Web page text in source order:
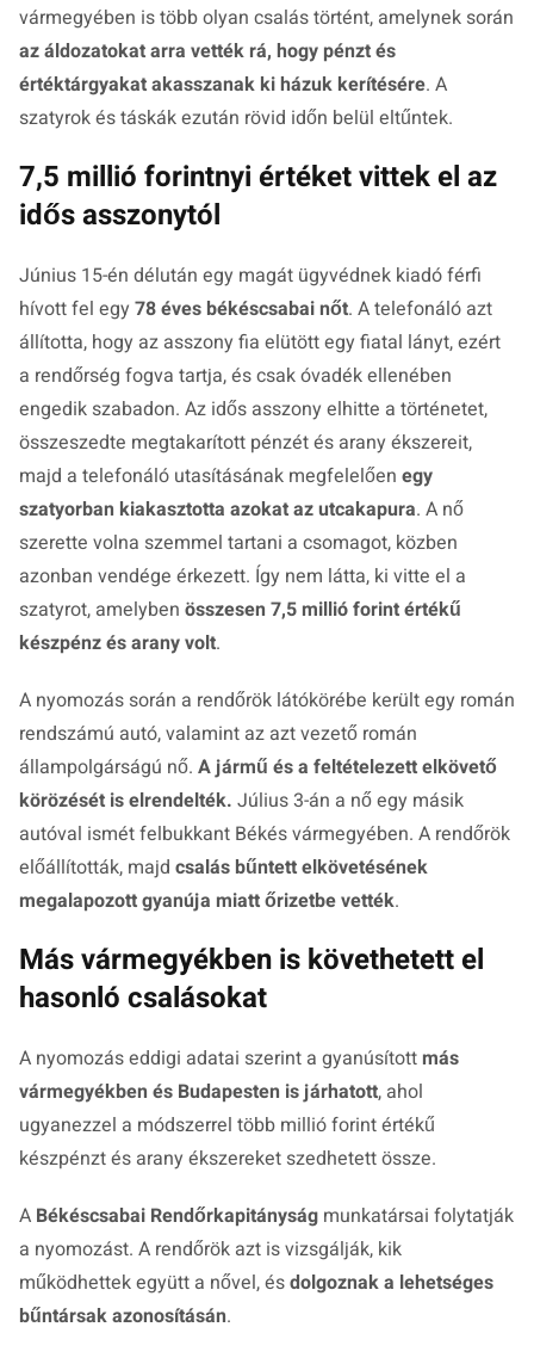
vármegyében is több olyan csalás történt, amelynek során
az áldozatokat arra vették rá, hogy pénzt és
értéktárgyakat akasszanak ki házuk kerítésére. A
szatyrok és táskák ezután rövid időn belül eltűntek.
7,5 millió forintnyi értéket vittek el az
idős asszonytól
Június 15-én délután egy magát ügyvédnek kiadó férfi
hívott fel egy 78 éves békéscsabai nőt. A telefonáló azt
állította, hogy az asszony fia elütött egy fiatal lányt, ezért
a rendőrség fogva tartja, és csak óvadék ellenében
engedik szabadon. Az idős asszony elhitte a történetet,
összeszedte megtakarított pénzét és arany ékszereit,
majd a telefonáló utasításának megfelelően egy
szatyorban kiakasztotta azokat az utcakapura. A nő
szerette volna szemmel tartani a csomagot, közben
azonban vendége érkezett. Így nem látta, ki vitte el a
szatyrot, amelyben összesen 7,5 millió forint értékű
készpénz és arany volt.
A nyomozás során a rendőrök látókörébe került egy román
rendszámú autó, valamint az azt vezető román
állampolgárságú nő. A jármű és a feltételezett elkövető
körözését is elrendelték. Július 3-án a nő egy másik
autóval ismét felbukkant Békés vármegyében. A rendőrök
előállították, majd csalás bűntett elkövetésének
megalapozott gyanúja miatt őrizetbe vették.
Más vármegyékben is követhetett el
hasonló csalásokat
A nyomozás eddigi adatai szerint a gyanúsítottmás
vármegyékben és Budapesten is járhatott, ahol
ugyanezzel a módszerrel több millió forint értékű
készpénzt és arany ékszereket szedhetett össze.
A Békéscsabai Rendőrkapitányság munkatársai folytatják
a nyomozást. A rendőrök azt is vizsgálják, kik
működhettek együtt a nővel, ésdolgoznak a lehetséges
bűntársak azonosításán.